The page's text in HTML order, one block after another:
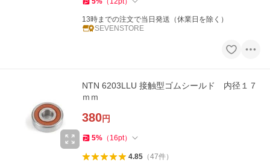
13時までの注文で当日発送（休業日を除く）
SEVENSTORE
NTN 6203LLU 接触型ゴムシールド 内径１７
ｍｍ
380円
5% （ 16pt）
4.85（47件）